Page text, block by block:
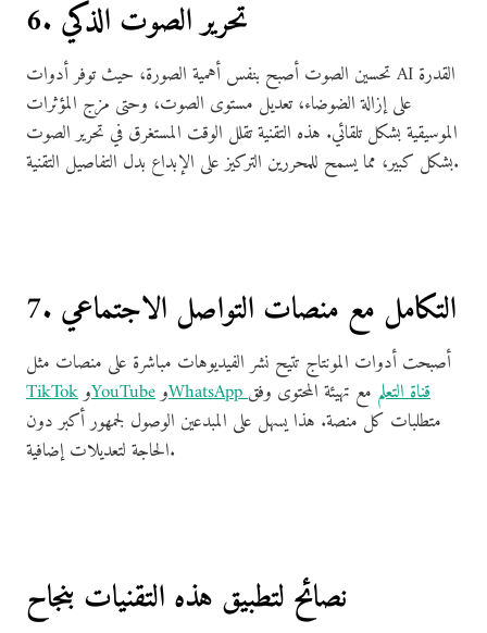
6. تحرير الصوت الذكي
تحسين الصوت أصبح بنفس أهمية الصورة، حيث توفر أدوات AI القدرة
على إزالة الضوضاء، تعديل مستوى الصوت، وحتى مزج المؤثرات
الموسيقية بشكل تلقائي. هذه التقنية تقلل الوقت المستغرق في تحرير الصوت
بشكل كبير، مما يسمح للمحررين التركيز على الإبداع بدل التفاصيل التقنية.
7. التكامل مع منصات التواصل الاجتماعي
أصبحت أدوات المونتاج تتيح نشر الفيديوهات مباشرة على منصات مثل
TikTokوYouTubeو WhatsApp قناة التعلم مع تهيئة المحتوى وفق
متطلبات كل منصة. هذا يسهل على المبدعين الوصول لجمهور أكبر دون
الحاجة لتعديلات إضافية.
نصائح لتطبيق هذه التقنيات بنجاح